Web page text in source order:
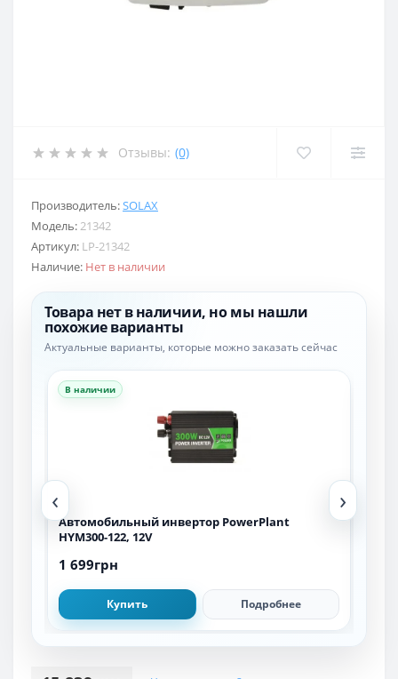
Отзывы: (0)
Производитель:SOLAX
Модель: 21342
Артикул: LP-21342
Наличие: Нет в наличии
Товара нет в наличии, но мы нашли
похожие варианты
Актуальные варианты, которые можно заказать сейчас
‹
В наличии
Автомобильный инвертор PowerPlant
HYM300-122, 12V
1 699грн
Купить Подробнее
›